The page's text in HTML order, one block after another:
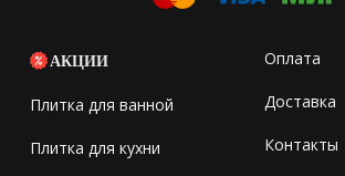
АКЦИИ
Плитка для ванной
Плитка для кухни
Оплата
Доставка
Контакты